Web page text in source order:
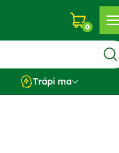
0
Trápi ma